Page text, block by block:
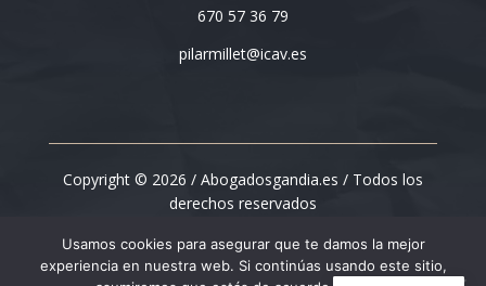
670 57 36 79
pilarmillet@icav.es
Copyright © 2026 / Abogadosgandia.es / Todos los
derechos reservados
Usamos cookies para asegurar que te damos la mejor
experiencia en nuestra web. Si continúas usando este sitio,